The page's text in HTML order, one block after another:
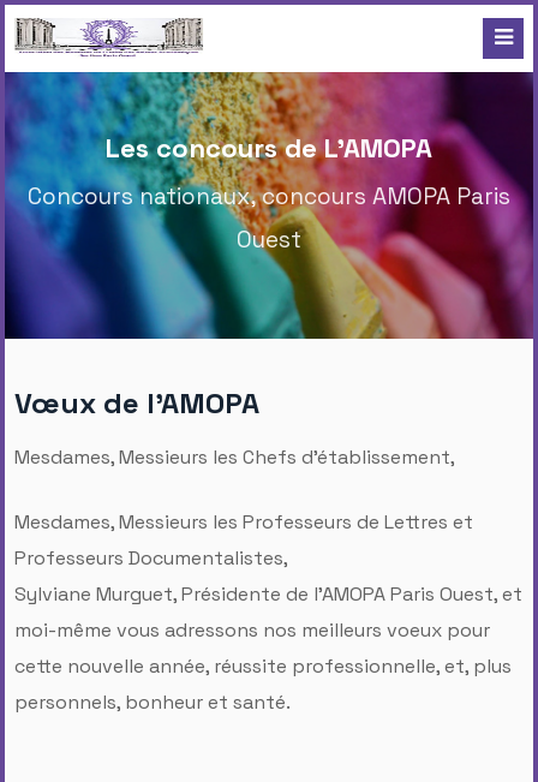
Les concours de L'AMOPA
Concours nationaux, concours AMOPA Paris
Ouest
Vœux de l'AMOPA
Mesdames, Messieurs les Chefs d'établissement,
Mesdames, Messieurs les Professeurs de Lettres et
Professeurs Documentalistes,
Sylviane Murguet, Présidente de l'AMOPA Paris Ouest, et
moi-même vous adressons nos meilleurs voeux pour
cette nouvelle année, réussite professionnelle, et, plus
personnels, bonheur et santé.